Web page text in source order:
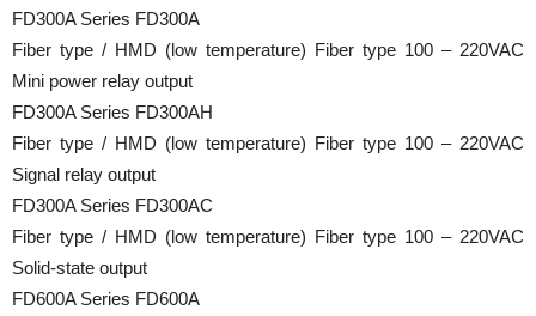
FD300A Series FD300A
Fiber type / HMD (low temperature) Fiber type 100 – 220VAC
Mini power relay output
FD300A Series FD300AH
Fiber type / HMD (low temperature) Fiber type 100 – 220VAC
Signal relay output
FD300A Series FD300AC
Fiber type / HMD (low temperature) Fiber type 100 – 220VAC
Solid-state output
FD600A Series FD600A